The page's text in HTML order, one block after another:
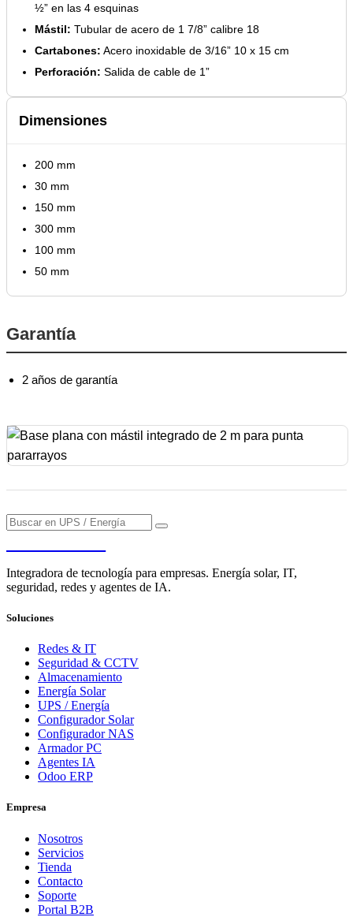
½” en las 4 esquinas
Mástil: Tubular de acero de 1 7/8” calibre 18
Cartabones: Acero inoxidable de 3/16” 10 x 15 cm
Perforación: Salida de cable de 1”
Dimensiones
200 mm
30 mm
150 mm
300 mm
100 mm
50 mm
Garantía
2 años de garantía
Integradora de tecnología para empresas. Energía solar, IT,
seguridad, redes y agentes de IA.
Soluciones
Redes & IT
Seguridad & CCTV
Almacenamiento
Energía Solar
UPS / Energía
Configurador Solar
Configurador NAS
Armador PC
Agentes IA
Odoo ERP
Empresa
Nosotros
Servicios
Tienda
Contacto
Soporte
Portal B2B